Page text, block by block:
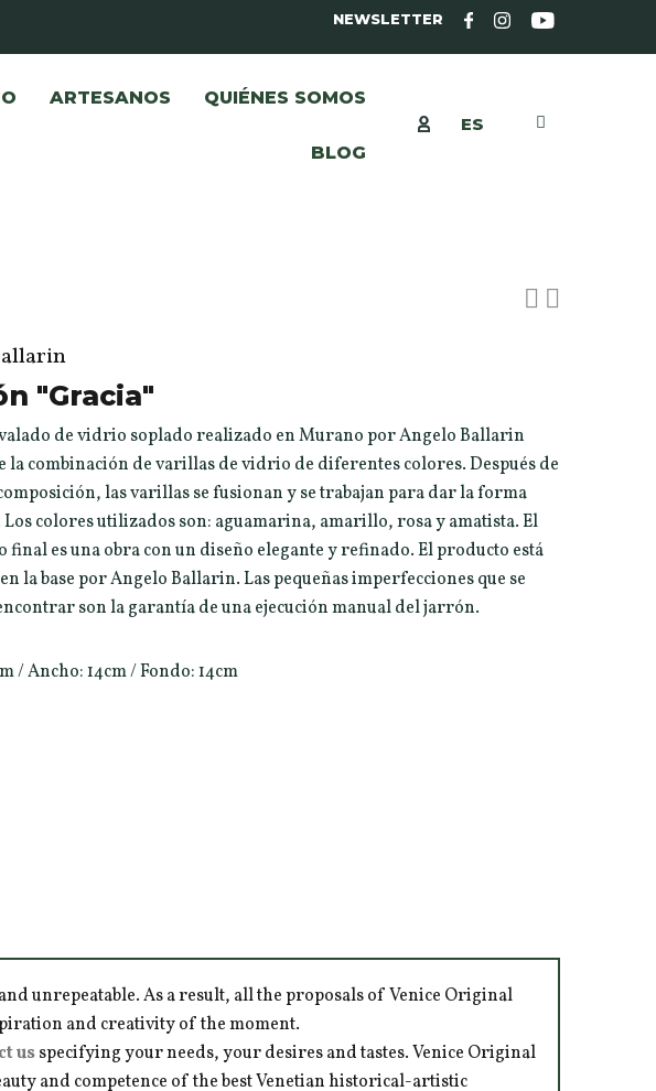
NEWSLETTER
ARTESANOS QUIÉNES SOMOS
BLOG
ES
"Gracia"
de vidrio soplado realizado en Murano por Angelo Ballarin
la combinación de varillas de vidrio de diferentes colores. Después de
las varillas se fusionan y se trabajan para dar la forma
Los colores utilizados son: aguamarina, amarillo, rosa y amatista. El
final es una obra con un diseño elegante y refinado. El producto está
la base por Angelo Ballarin. Las pequeñas imperfecciones que se
son la garantía de una ejecución manual del jarrón.
/ Ancho: 14cm / Fondo: 14cm
unrepeatable. As a result, all the proposals of Venice Original
and creativity of the moment.
usspecifying your needs, your desires and tastes. Venice Original
and competence of the best Venetian historical-artistic